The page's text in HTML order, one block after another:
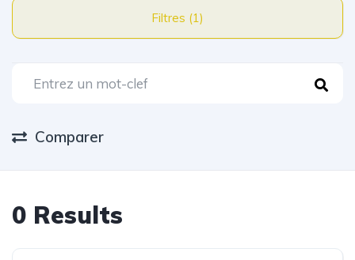
Filtres (1)
Comparer
0 Results